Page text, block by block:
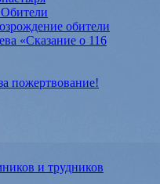
обители
«Сказание о 116
пожертвование!
и трудников